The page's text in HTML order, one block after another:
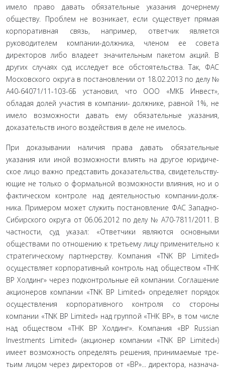
име­ло право давать обязательные указания дочернему
обществу. Проблем не возникает, если существует прямая
корпоратив­ная связь, например, ответчик является
руководителем ком­пании-должника, членом ее совета
директоров либо владеет значительным пакетом акций. В
других случаях суд исследует все обстоятельства. Так, ФАС
Московского округа в постанов­лении от 18.02.2013 по делу №
А40-64071/11-103-6Б установил, что ООО «МКБ Инвест»,
обладая долей участия в компании- должнике, равной 1%, не
имело возможности давать ему обя­зательные указания,
доказательств иного воздействия в деле не имелось.
При доказывании наличия права давать обязательные
указания или иной возможности влиять на другое юридиче­
ское лицо важно представить доказательства, свидетельству­
ющие не только о формальной возможности влияния, но и о
фактическом контроле над деятельностью компании-долж­
ника. Примером может служить постановление ФАС Запад­но-
Сибирского округа от 06.06.2012 по делу № А70-7811/2011. В
частности, суд указал: «Ответчики являются основными
обществами по отношению к третьему лицу применительно к
стратегическому партнерству. Компания «TNK BP Limited»
осуществляет корпоративный контроль над обществом «ТНК
BP Холдинг» через подконтрольные ей компании. Соглаше­ние
акционеров компании «TNK BP Limited» определяет по­рядок
осуществления корпоративного контроля со стороны
компании «TNK BP Limited» над группой «ТНК BP», в том чис­ле
над обществом «ТНК BP Холдинг». Компания «BP Russian
Investments Limited» (акционер компании «TNK BP Limited»)
имеет возможность определять решения, принимаемые тре­
тьим лицом через директоров от «BP»... директора, назнача­